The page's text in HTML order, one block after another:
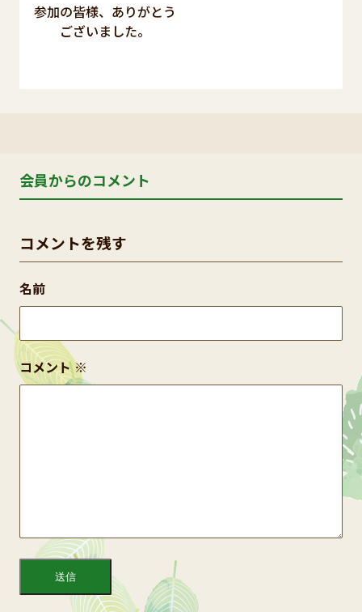
参加の皆様、ありがとう
ございました。
会員からのコメント
コメントを残す
コメント※
名前